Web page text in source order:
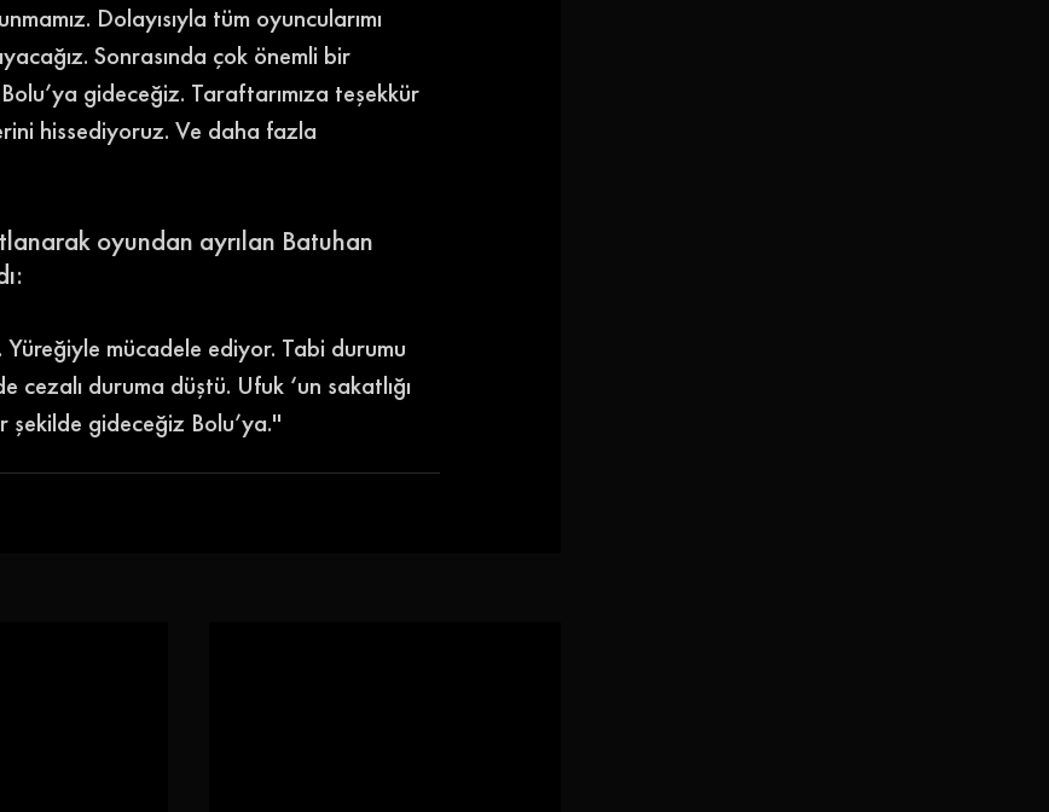
Dolayısıyla tüm oyuncularımı
Sonrasında çok önemli bir
gideceğiz. Taraftarımıza teşekkür
hissediyoruz. Ve daha fazla
oyundan ayrılan Batuhan
mücadele ediyor. Tabi durumu
cezalı duruma düştü. Ufuk ‘un sakatlığı
şekilde gideceğiz Bolu’ya.''